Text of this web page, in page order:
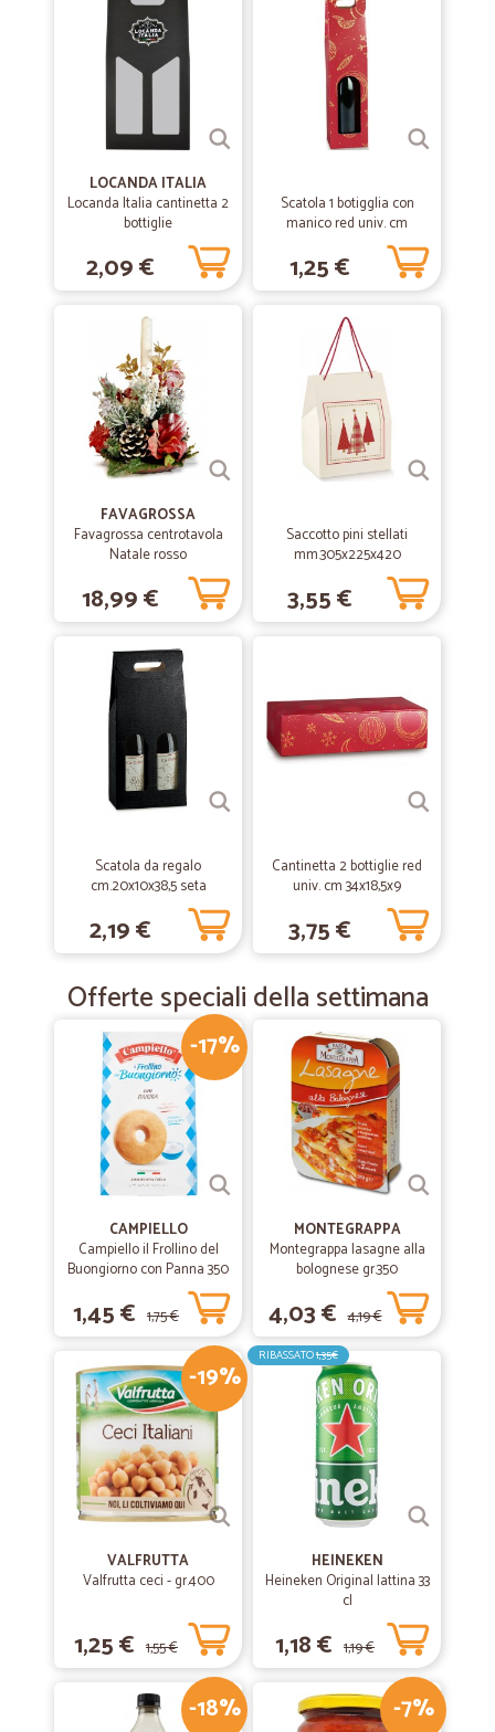
LOCANDA ITALIA
Locanda Italia cantinetta 2
bottiglie
2,09 €
Scatola 1 botigglia con
manico red univ. cm
1,25 €
FAVAGROSSA
Favagrossa centrotavola
Natale rosso
18,99 €
Saccotto pini stellati
mm.305x225x420
3,55 €
Scatola da regalo
cm.20x10x38,5 seta
2,19 €
Cantinetta 2 bottiglie red
univ. cm 34x18,5x9
3,75 €
Offerte speciali della settimana
-17%
CAMPIELLO
Campiello il Frollino del
Buongiorno con Panna 350
1,45 € 1,75 €
MONTEGRAPPA
Montegrappa lasagne alla
bolognese gr.350
4,03 € 4,19 €
-19%
VALFRUTTA
Valfrutta ceci - gr.400
1,25 € 1,55 €
RIBASSATO1,35€
HEINEKEN
Heineken Original lattina 33
cl
1,18 € 1,19 €
-18% -7%